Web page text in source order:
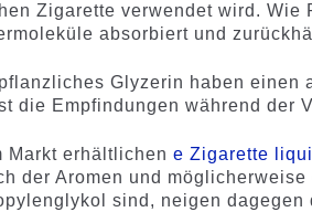
Zigarette verwendet wird.
absorbiert und
Glyzerin haben einen
die Empfindungen während der
Markt erhältlichene Zigarette
der Aromen und
sind, neigen